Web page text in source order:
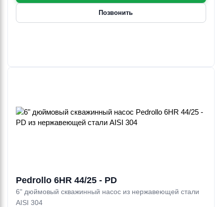
Позвонить
Pedrollo 6HR 44/25 - PD
6" дюймовый скважинный насос из нержавеющей стали
AISI 304